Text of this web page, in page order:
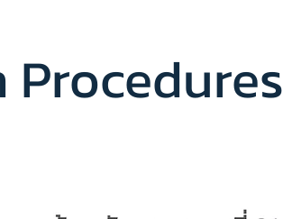
Procedures